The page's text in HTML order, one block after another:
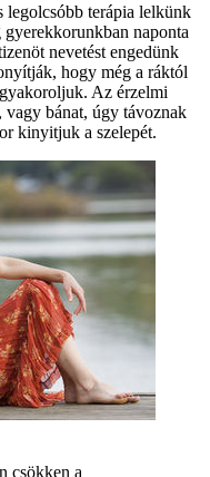
legolcsóbb terápia lelkünk
naponta
nevetést engedünk
hogy még a ráktól
Az érzelmi
bánat, úgy távoznak
kinyitjuk a szelepét.
csökken a